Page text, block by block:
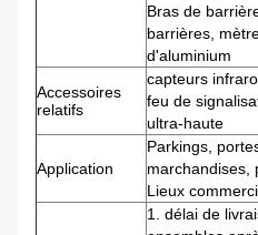
Bras de
barrières,
d'aluminium
Accessoires
relatifs
capteurs
feu de
ultra-haute
Application
Parkings,
marchandises,
Lieux
1. délai de